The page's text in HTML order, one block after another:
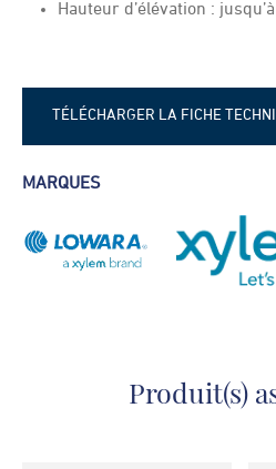
Hauteur d’élévation :
TÉLÉCHARGER LA FICHE
MARQUES
Produit(s)